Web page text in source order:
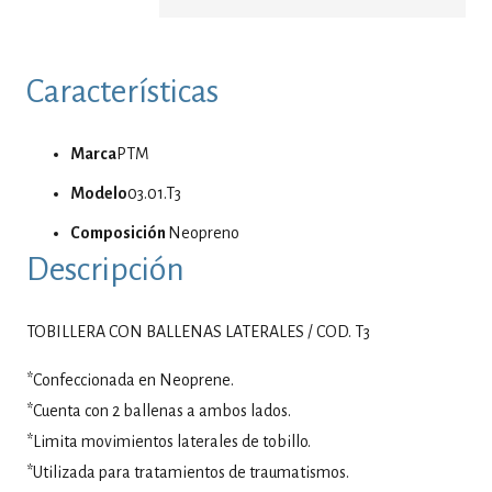
Características
MarcaPTM
Modelo03.01.T3
Composición Neopreno
Descripción
TOBILLERA CON BALLENAS LATERALES / COD. T3
*Confeccionada en Neoprene.
*Cuenta con 2 ballenas a ambos lados.
*Limita movimientos laterales de tobillo.
*Utilizada para tratamientos de traumatismos.